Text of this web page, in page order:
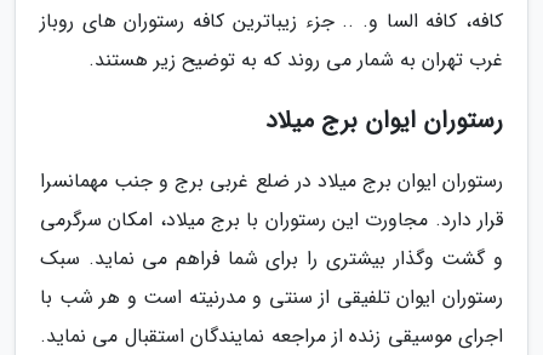
کافه، کافه السا و. .. جزء زیباترین کافه رستوران های روباز
غرب تهران به شمار می روند که به توضیح زیر هستند.
رستوران ایوان برج میلاد
رستوران ایوان برج میلاد در ضلع غربی برج و جنب مهمانسرا
قرار دارد. مجاورت این رستوران با برج میلاد، امکان سرگرمی
و گشت وگذار بیشتری را برای شما فراهم می نماید. سبک
رستوران ایوان تلفیقی از سنتی و مدرنیته است و هر شب با
اجرای موسیقی زنده از مراجعه نمایندگان استقبال می نماید.